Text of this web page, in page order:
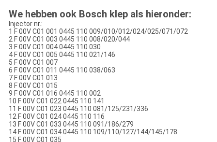
We hebben ook Bosch klep als hieronder:
Injector nr.:
1 F 00V C01 001 0445 110 009/010/012/024/025/071/072
2 F 00V C01 003 0445 110 008/020/044
3 F 00V C01 004 0445 110 030
4 F 00V C01 005 0445 110 021/146
5 F 00V C01 007
6 F 00V C01 011 0445 110 038/063
7 F 00V C01 013
8 F 00V C01 015
9 F 00V C01 016 0445 110 002
10 F 00V C01 022 0445 110 141
11 F 00V C01 023 0445 110 081/125/231/336
12 F 00V C01 024 0445 110 116
13 F 00V C01 033 0445 110 091/186/279
14 F 00V C01 034 0445 110 109/110/127/144/145/178
15 F 00V C01 035